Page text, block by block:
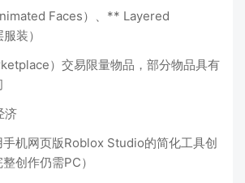
Faces）、** Layered
装）
）交易限量物品，部分物品具有
济
机网页版Roblox Studio的简化工具创
创作仍需PC）